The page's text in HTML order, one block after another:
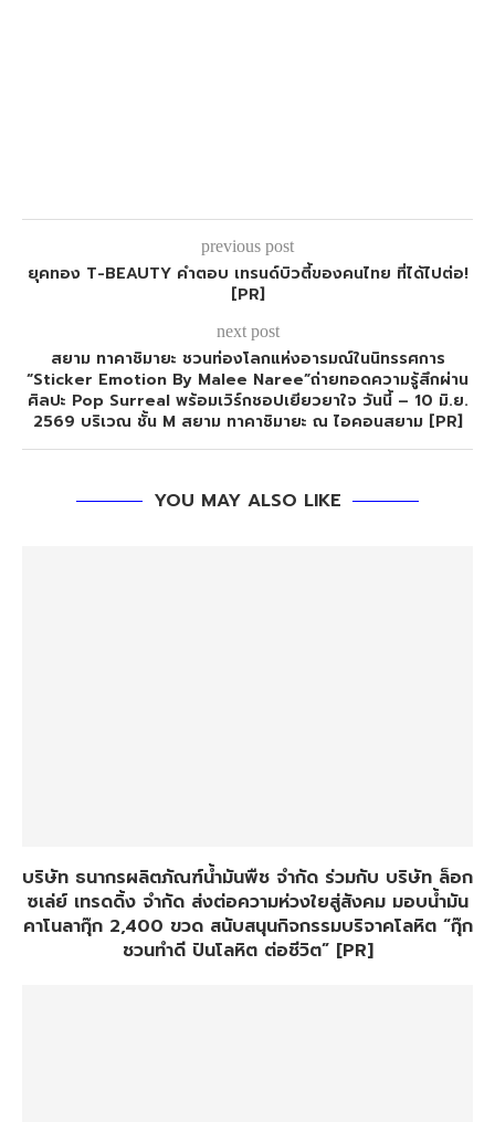
previous post
ยุคทอง T-BEAUTY คำตอบ เทรนด์บิวตี้ของคนไทย ที่ได้ไปต่อ!
[PR]
next post
สยาม ทาคาชิมายะ ชวนท่องโลกแห่งอารมณ์ในนิทรรศการ
“Sticker Emotion By Malee Naree”ถ่ายทอดความรู้สึกผ่าน
ศิลปะ Pop Surreal พร้อมเวิร์กชอปเยียวยาใจ วันนี้ – 10 มิ.ย.
2569 บริเวณ ชั้น M สยาม ทาคาชิมายะ ณ ไอคอนสยาม [PR]
YOU MAY ALSO LIKE
บริษัท ธนากรผลิตภัณฑ์น้ำมันพืช จำกัด ร่วมกับ บริษัท ล็อก
ซเล่ย์ เทรดดิ้ง จำกัด ส่งต่อความห่วงใยสู่สังคม มอบน้ำมัน
คาโนลากุ๊ก 2,400 ขวด สนับสนุนกิจกรรมบริจาคโลหิต “กุ๊ก
ชวนทำดี ปันโลหิต ต่อชีวิต” [PR]